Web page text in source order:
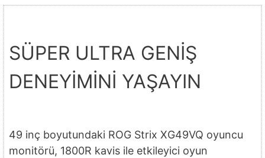
SÜPER ULTRA GENİŞ
DENEYİMİNİ YAŞAYIN
49 inç boyutundaki ROG Strix XG49VQ oyuncu
monitörü, 1800R kavis ile etkileyici oyun